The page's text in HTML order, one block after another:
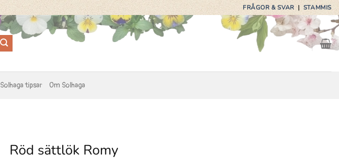
FRÅGOR & SVAR|STAMMIS
Solhaga tipsar Om Solhaga
Röd sättlök Romy